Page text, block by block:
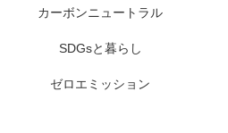
カーボンニュートラル
SDGsと暮らし
ゼロエミッション